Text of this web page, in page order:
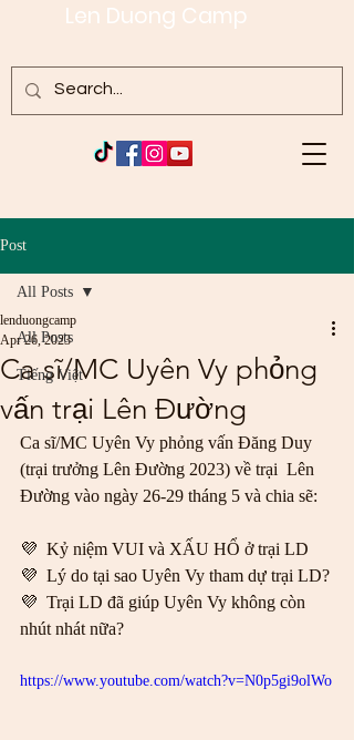
Len Duong Camp
Post
All Posts
Tiếng Việt
All Posts
Ca sĩ/MC Uyên Vy phỏng
vấn trại Lên Đường
lenduongcamp
Apr 26, 2023
Ca sĩ/MC Uyên Vy phỏng vấn Đăng Duy
(trại trưởng Lên Đường 2023) về trại  Lên
Đường vào ngày 26-29 tháng 5 và chia sẽ:
💜  Kỷ niệm VUI và XẤU HỔ ở trại LD
💜  Lý do tại sao Uyên Vy tham dự trại LD?
💜  Trại LD đã giúp Uyên Vy không còn
nhút nhát nữa?
https://www.youtube.com/watch?v=N0p5gi9olWo